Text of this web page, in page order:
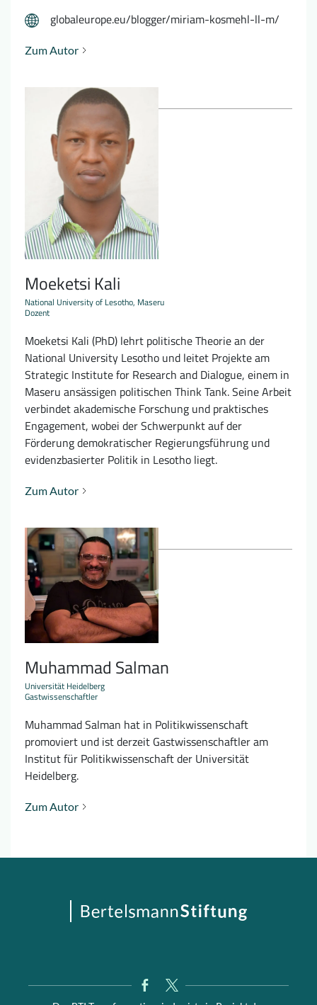
globaleurope.eu/blogger/miriam-kosmehl-ll-m/
Zum Autor
Moeketsi Kali
National University of Lesotho, Maseru
Dozent
Moeketsi Kali (PhD) lehrt politische Theorie an der
National University Lesotho und leitet Projekte am
Strategic Institute for Research and Dialogue, einem in
Maseru ansässigen politischen Think Tank. Seine Arbeit
verbindet akademische Forschung und praktisches
Engagement, wobei der Schwerpunkt auf der
Förderung demokratischer Regierungsführung und
evidenzbasierter Politik in Lesotho liegt.
Zum Autor
Muhammad Salman
Universität Heidelberg
Gastwissenschaftler
Muhammad Salman hat in Politikwissenschaft
promoviert und ist derzeit Gastwissenschaftler am
Institut für Politikwissenschaft der Universität
Heidelberg.
Zum Autor